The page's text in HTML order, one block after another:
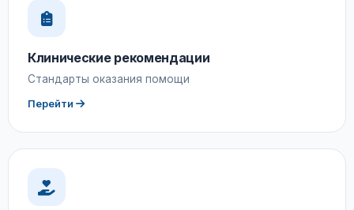
Клинические рекомендации
Стандарты оказания помощи
Перейти